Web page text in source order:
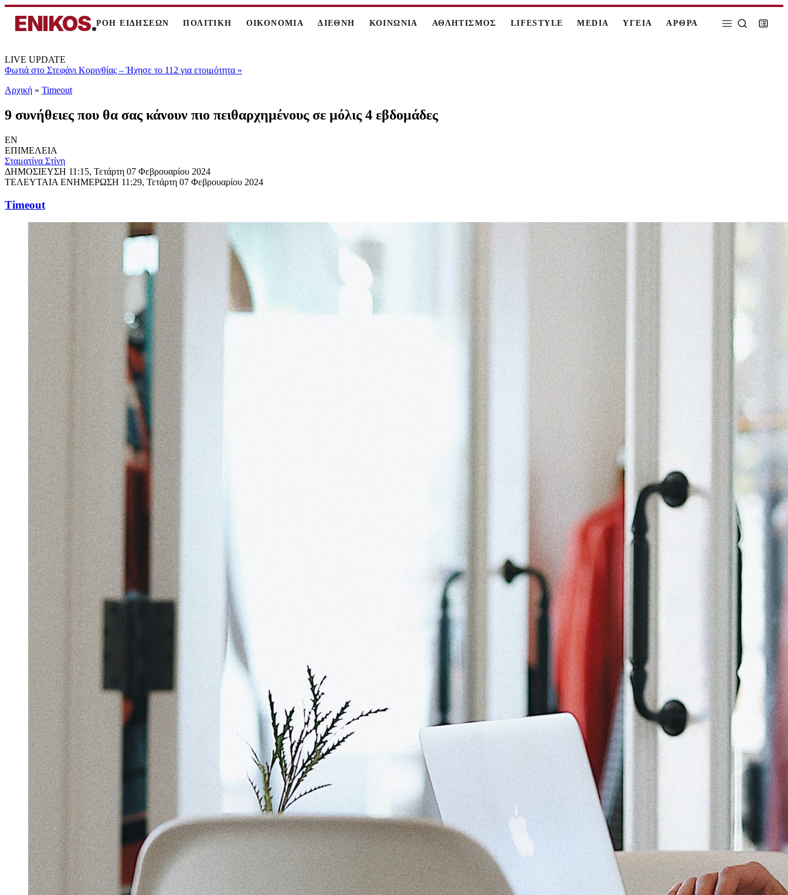
ENIKOS.ΡΟΗ ΕΙΔΗΣΕΩΝ ΠΟΛΙΤΙΚΗ ΟΙΚΟΝΟΜΙΑ ΔΙΕΘΝΗ ΚΟΙΝΩΝΙΑ ΑΘΛΗΤΙΣΜΟΣ LIFESTYLE MEDIA ΥΓΕΙΑ ΑΡΘΡΑ
LIVE UPDATE
Φωτιά στο Στεφάνι Κορινθίας – Ήχησε το 112 για ετοιμότητα »
Αρχική » Timeout
9 συνήθειες που θα σας κάνουν πιο πειθαρχημένους σε μόλις 4 εβδομάδες
EN
ΕΠΙΜΕΛΕΙΑ
Σταματίνα Στίνη
ΔΗΜΟΣΙΕΥΣΗ 11:15, Τετάρτη 07 Φεβρουαρίου 2024
ΤΕΛΕΥΤΑΙΑ ΕΝΗΜΕΡΩΣΗ 11:29, Τετάρτη 07 Φεβρουαρίου 2024
Timeout